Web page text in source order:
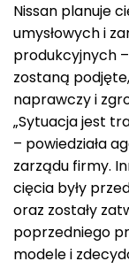
Nissan planuje
umysłowych i
produkcyjnych –
zostaną
naprawczy i
„Sytuacja jest
– powiedziała
zarządu firmy.
cięcia były
oraz zostały
poprzedniego
modele i